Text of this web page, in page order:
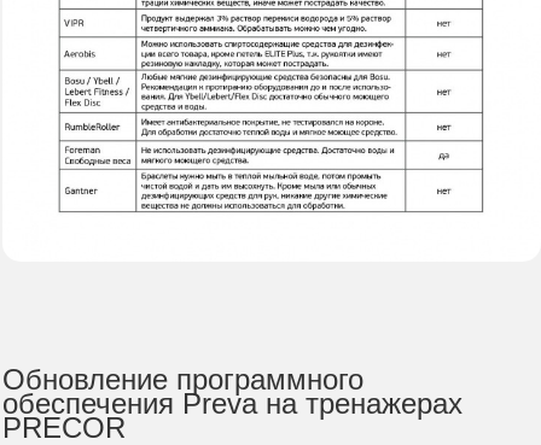
Обновление программного
обеспечения Preva на тренажерах
PRECOR